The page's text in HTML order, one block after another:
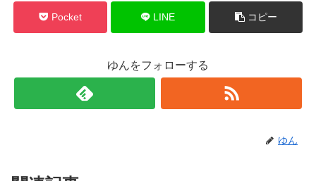
Pocket LINE コピー
ゆんをフォローする
ゆん